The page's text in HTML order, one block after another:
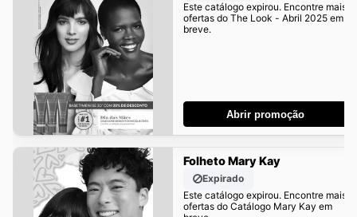
Este catálogo expirou. Encontre mais
ofertas do The Look - Abril 2025 em
breve.
Abrir promoção
Folheto Mary Kay
Expirado
Este catálogo expirou. Encontre mais
ofertas do Catálogo Mary Kay em